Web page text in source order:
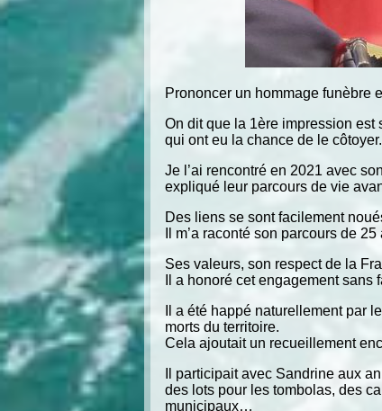
Prononcer un hommage funèbre
On dit que la 1ère impression
qui ont eu la chance de le côtoyer.
Je l’ai rencontré en 2021 avec
expliqué leur parcours de vie
Des liens se sont facilement
Il m’a raconté son parcours de
Ses valeurs, son respect de la
Il a honoré cet engagement
Il a été happé naturellement par
morts du territoire.
Cela ajoutait un recueillement
Il participait avec Sandrine aux
des lots pour les tombolas, des
municipaux…